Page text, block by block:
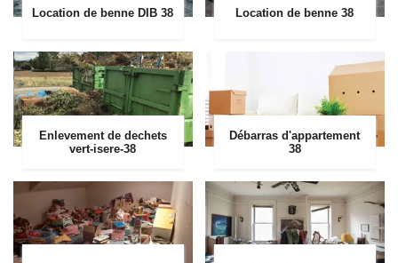
Location de benne DIB 38 Location de benne 38
Enlevement de dechets
vert-isere-38
Débarras d'appartement
38